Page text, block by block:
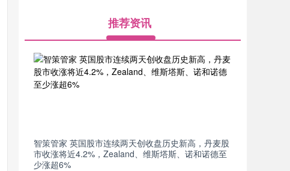
推荐资讯
智策管家 英国股市连续两天创收盘历史新高，丹麦股
市收涨将近4.2%，Zealand、维斯塔斯、诺和诺德至
少涨超6%